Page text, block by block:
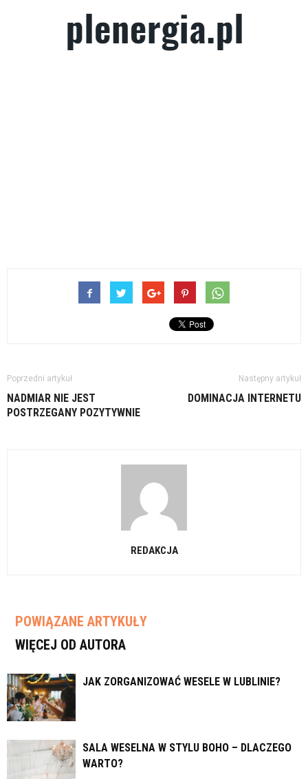
Poprzedni artykuł
NADMIAR NIE JEST
POSTRZEGANY POZYTYWNIE
Następny artykuł
DOMINACJA INTERNETU
REDAKCJA
POWIĄZANE ARTYKUŁY
WIĘCEJ OD AUTORA
JAK ZORGANIZOWAĆ WESELE W LUBLINIE?
SALA WESELNA W STYLU BOHO – DLACZEGO
WARTO?